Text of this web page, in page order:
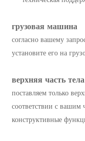
грузовая машина
согласно вашему
установите его на
верхняя часть тела
поставляем только
соответствии с вашим
конструктивные